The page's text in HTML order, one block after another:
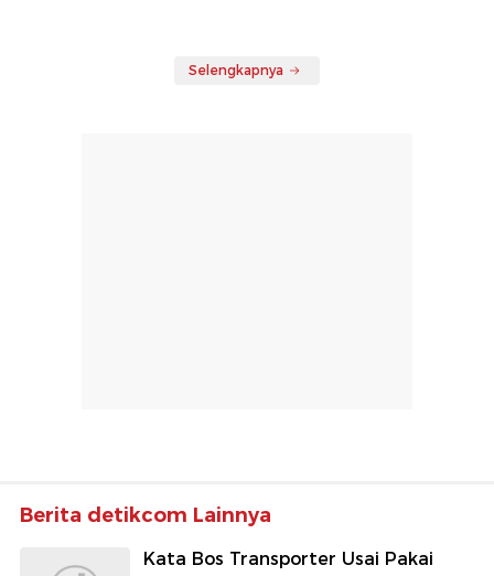
Selengkapnya
Berita detikcom Lainnya
Kata Bos Transporter Usai Pakai